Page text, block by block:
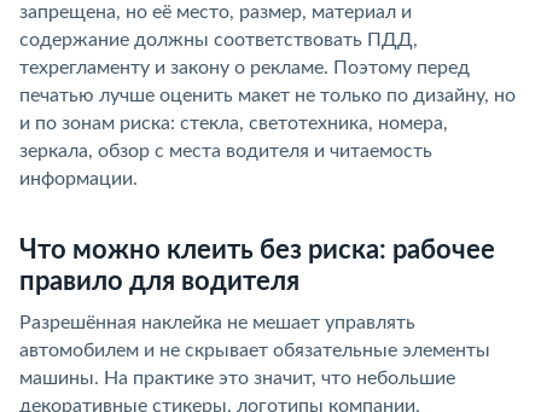
запрещена, но её место, размер, материал и
содержание должны соответствовать ПДД,
техрегламенту и закону о рекламе. Поэтому перед
печатью лучше оценить макет не только по дизайну, но
и по зонам риска: стекла, светотехника, номера,
зеркала, обзор с места водителя и читаемость
информации.
Что можно клеить без риска: рабочее
правило для водителя
Разрешённая наклейка не мешает управлять
автомобилем и не скрывает обязательные элементы
машины. На практике это значит, что небольшие
декоративные стикеры, логотипы компании,